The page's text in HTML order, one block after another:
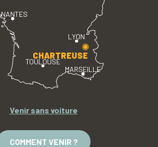
LYON
TOULOUSE
MARSEILLE
NANTES
CHARTREUSE
Venir sans voiture
COMMENT VENIR ?